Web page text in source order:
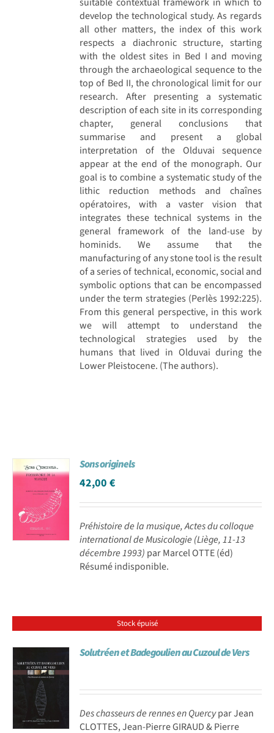
develop the technological study. As regards
all other matters, the index of this work
respects a diachronic structure, starting
with the oldest sites in Bed I and moving
through the archaeological sequence to the
top of Bed II, the chronological limit for our
research. After presenting a systematic
description of each site in its corresponding
chapter, general conclusions that
summarise and present a global
interpretation of the Olduvai sequence
appear at the end of the monograph. Our
goal is to combine a systematic study of the
lithic reduction methods and chaînes
opératoires, with a vaster vision that
integrates these technical systems in the
general framework of the land-use by
hominids. We assume that the
manufacturing of any stone tool is the result
of a series of technical, economic, social and
symbolic options that can be encompassed
under the term strategies (Perlès 1992:225).
From this general perspective, in this work
we will attempt to understand the
technological strategies used by the
humans that lived in Olduvai during the
Lower Pleistocene. (The authors).
Sons originels
42,00€
Préhistoire de la musique, Actes du colloque
international de Musicologie (Liège, 11-13
décembre 1993) par Marcel OTTE (éd)
Résumé indisponible.
Stock épuisé
Solutréen et Badegoulien au Cuzoul de Vers
Des chasseurs de rennes en Quercypar Jean
CLOTTES, Jean-Pierre GIRAUD & Pierre